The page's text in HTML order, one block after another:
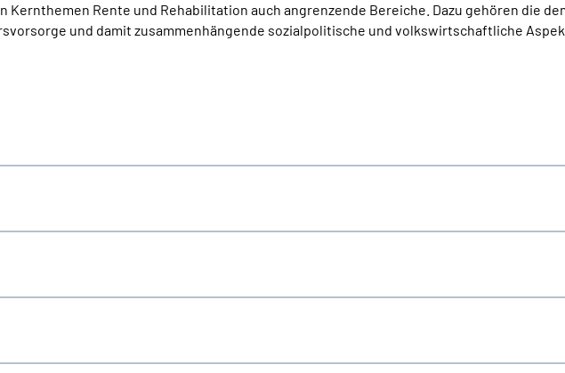
Rente und Rehabilitation auch angrenzende Bereiche. Dazu gehören die
und damit zusammenhängende sozialpolitische und volkswirtschaftliche